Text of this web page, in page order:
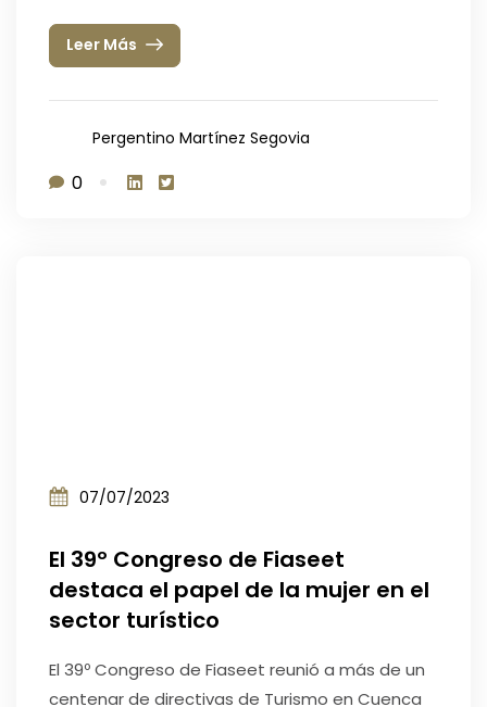
Leer Más
Pergentino Martínez Segovia
0
07/07/2023
El 39º Congreso de Fiaseet
destaca el papel de la mujer en el
sector turístico
El 39º Congreso de Fiaseet reunió a más de un
centenar de directivas de Turismo en Cuenca